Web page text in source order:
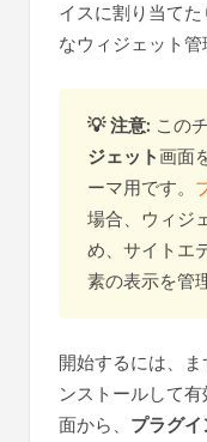
イスに割り当て
なウィジェット管
💡 注意: この
ジェット画面
ーマ用です。
場合、ウィジ
め、サイトエ
素の表示を管
開始するには、
ンストールして
面から、 プラグイ